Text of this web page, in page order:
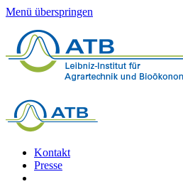
Menü überspringen
Kontakt
Presse